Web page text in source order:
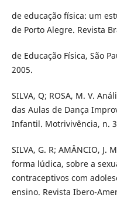
de educação física: um
de Porto Alegre. Revista
de Educação Física, São
2005.
SILVA, Q; ROSA, M. V.
das Aulas de Dança
Infantil. Motrivivência, n.
SILVA, G. R; AMÂNCIO, J.
forma lúdica, sobre a
contraceptivos com
ensino. Revista Ibero-